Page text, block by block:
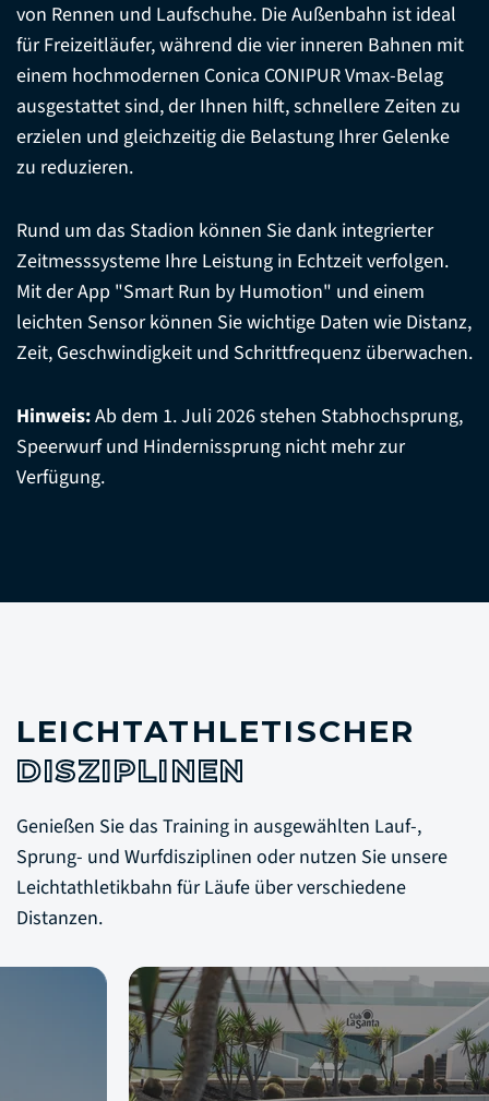
von Rennen und Laufschuhe. Die Außenbahn ist ideal
für Freizeitläufer, während die vier inneren Bahnen mit
einem hochmodernen Conica CONIPUR Vmax-Belag
ausgestattet sind, der Ihnen hilft, schnellere Zeiten zu
erzielen und gleichzeitig die Belastung Ihrer Gelenke
zu reduzieren.
Rund um das Stadion können Sie dank integrierter
Zeitmesssysteme Ihre Leistung in Echtzeit verfolgen.
Mit der App "Smart Run by Humotion" und einem
leichten Sensor können Sie wichtige Daten wie Distanz,
Zeit, Geschwindigkeit und Schrittfrequenz überwachen.
Hinweis:Ab dem 1. Juli 2026 stehen Stabhochsprung,
Speerwurf und Hindernissprung nicht mehr zur
Verfügung.
LEICHTATHLETISCHER
DISZIPLINEN
Genießen Sie das Training in ausgewählten Lauf-,
Sprung- und Wurfdisziplinen oder nutzen Sie unsere
Leichtathletikbahn für Läufe über verschiedene
Distanzen.